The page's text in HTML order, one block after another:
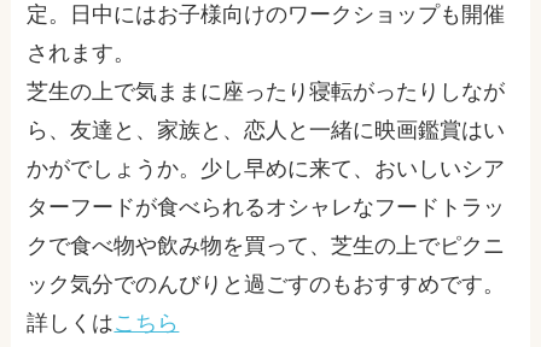
定。日中にはお子様向けのワークショップも開催
されます。
芝生の上で気ままに座ったり寝転がったりしなが
ら、友達と、家族と、恋人と一緒に映画鑑賞はい
かがでしょうか。少し早めに来て、おいしいシア
ターフードが食べられるオシャレなフードトラッ
クで食べ物や飲み物を買って、芝生の上でピクニ
ック気分でのんびりと過ごすのもおすすめです。
詳しくはこちら